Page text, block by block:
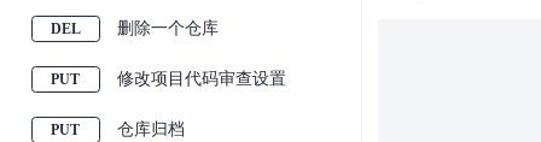
删除一个仓库
修改项目代码审查设置
仓库归档